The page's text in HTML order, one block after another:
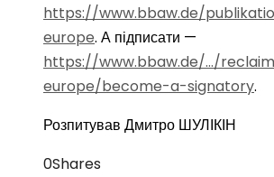
https://www.bbaw.de/
europe. А підписати —
https://www.bbaw.de/…/
europe/become-a-signatory.
Розпитував Дмитро ШУЛІКІН
0Shares